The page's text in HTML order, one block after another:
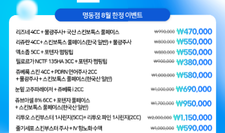
HOT
수면 리쥬란 4cc
₩500,000
₩330,000
HOT
리쥬란2cc+물광주사3cc
더마샤인 팁값 39,000원 별도
₩139,000
HOT
시술주기
1~2주 간격, 10회 이상 시술 권장
체크포인트